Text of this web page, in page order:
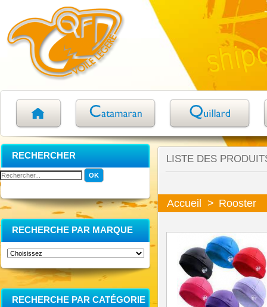
RECHERCHER
RECHERCHE PAR MARQUE
RECHERCHE PAR CATÉGORIE
LISTE DES
Accueil > Rooster